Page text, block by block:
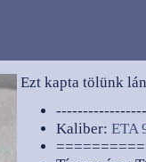
Ezt kapta tölünk
Kaliber: ETA